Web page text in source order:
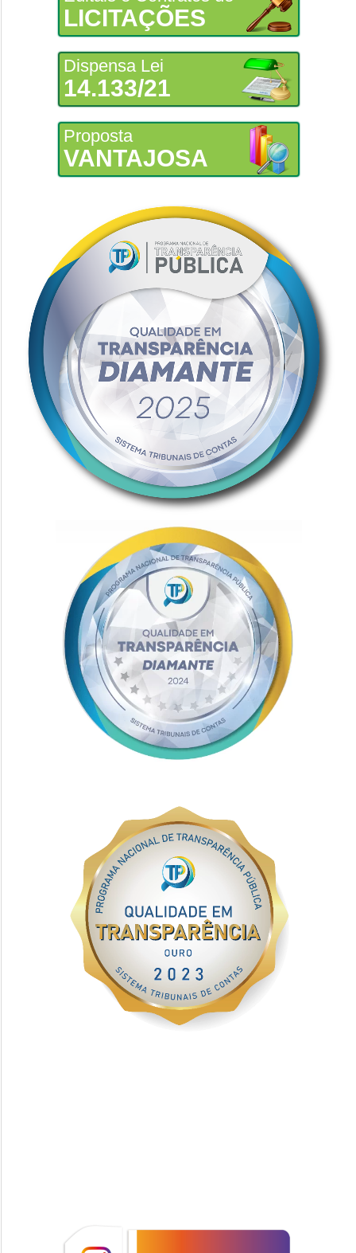
LICITAÇÕES
Dispensa Lei
14.133/21
Proposta
VANTAJOSA